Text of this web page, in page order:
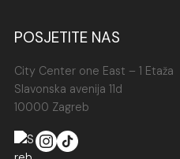
POSJETITE NAS
City Center one East – 1 Etaža
Slavonska avenija 11d
10000 Zagreb